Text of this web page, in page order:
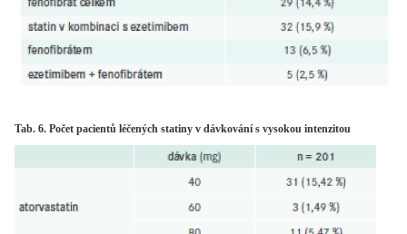
Tab. 6. Počet pacientů léčených statiny v dávkování s vysokou intenzitou